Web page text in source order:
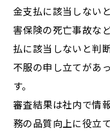
金支払に該当しない
害保険の死亡事故な
払に該当しないと判
不服の申し立てがあ
す。
審査結果は社内で情
務の品質向上に役立